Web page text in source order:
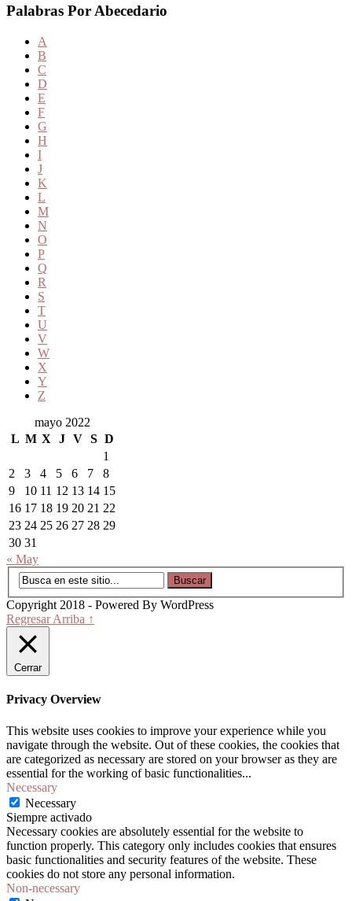
Palabras Por Abecedario
A
B
C
D
E
F
G
H
I
J
K
L
M
N
O
P
Q
R
S
T
U
V
W
X
Y
Z
mayo 2022
L M X J V S D
1
2
3 4 5 6 7
8
9
10 11 12 13 14 15
16 17 18 19 20 21 22
23 24 25 26 27 28 29
30 31
« May
Copyright 2018 - Powered By WordPress
Regresar Arriba ↑
Cerrar
Privacy Overview
This website uses cookies to improve your experience while you
navigate through the website. Out of these cookies, the cookies that
are categorized as necessary are stored on your browser as they are
essential for the working of basic functionalities...
Necessary
Necessary
Siempre activado
Necessary cookies are absolutely essential for the website to
function properly. This category only includes cookies that ensures
basic functionalities and security features of the website. These
cookies do not store any personal information.
Non-necessary